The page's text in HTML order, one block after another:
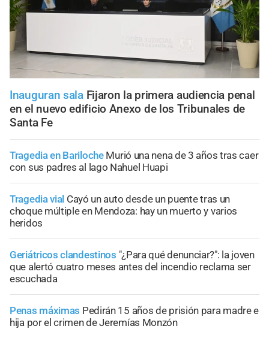
Inauguran sala Fijaron la primera audiencia penal
en el nuevo edificio Anexo de los Tribunales de
Santa Fe
Tragedia en Bariloche Murió una nena de 3 años tras caer
con sus padres al lago Nahuel Huapi
Tragedia vial Cayó un auto desde un puente tras un
choque múltiple en Mendoza: hay un muerto y varios
heridos
Geriátricos clandestinos "¿Para qué denunciar?": la joven
que alertó cuatro meses antes del incendio reclama ser
escuchada
Penas máximas Pedirán 15 años de prisión para madre e
hija por el crimen de Jeremías Monzón